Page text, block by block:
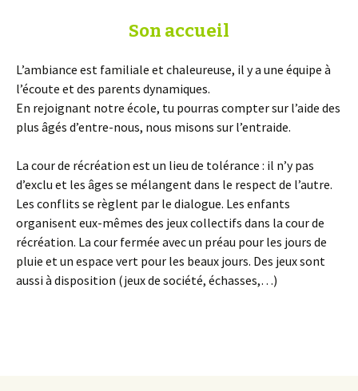
Son accueil
L’ambiance est familiale et chaleureuse, il y a une équipe à
l’écoute et des parents dynamiques.
En rejoignant notre école, tu pourras compter sur l’aide des
plus âgés d’entre-nous, nous misons sur l’entraide.
La cour de récréation est un lieu de tolérance : il n’y pas
d’exclu et les âges se mélangent dans le respect de l’autre.
Les conflits se règlent par le dialogue. Les enfants
organisent eux-mêmes des jeux collectifs dans la cour de
récréation. La cour fermée avec un préau pour les jours de
pluie et un espace vert pour les beaux jours. Des jeux sont
aussi à disposition (jeux de société, échasses,…)